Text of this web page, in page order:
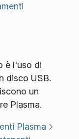
è l'uso di
disco USB.
un
Plasma.
Plasma